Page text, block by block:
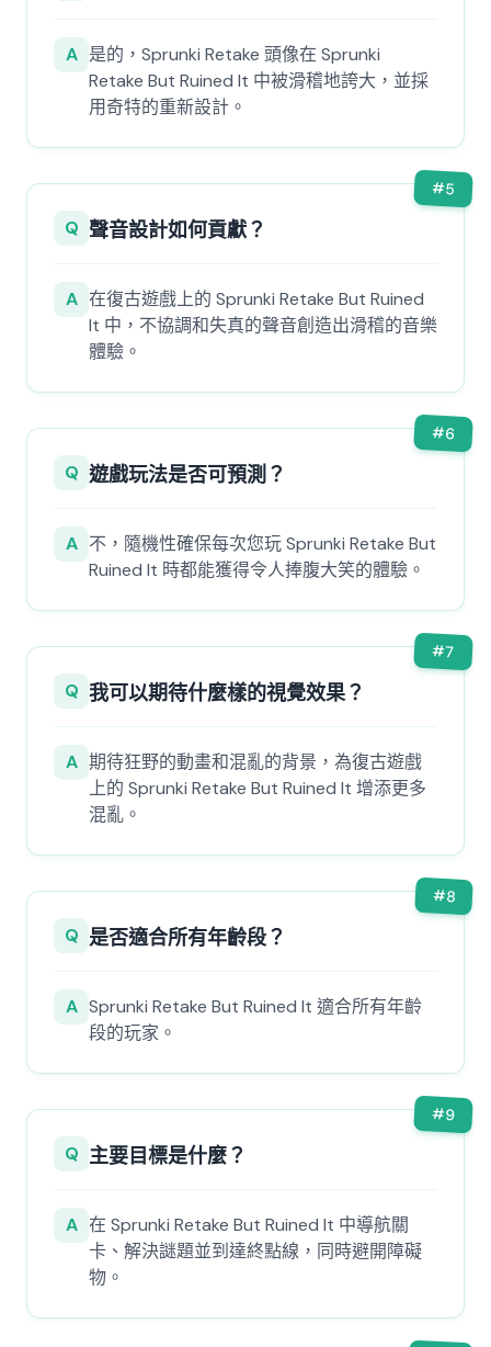
A 是的，Sprunki Retake 頭像在 Sprunki
Retake But Ruined It 中被滑稽地誇大，並採
用奇特的重新設計。
#5
Q 聲音設計如何貢獻？
A 在復古遊戲上的 Sprunki Retake But Ruined
It 中，不協調和失真的聲音創造出滑稽的音樂
體驗。
#6
Q 遊戲玩法是否可預測？
A 不，隨機性確保每次您玩 Sprunki Retake But
Ruined It 時都能獲得令人捧腹大笑的體驗。
#7
Q 我可以期待什麼樣的視覺效果？
A 期待狂野的動畫和混亂的背景，為復古遊戲
上的 Sprunki Retake But Ruined It 增添更多
混亂。
#8
Q 是否適合所有年齡段？
A Sprunki Retake But Ruined It 適合所有年齡
段的玩家。
#9
Q 主要目標是什麼？
A 在 Sprunki Retake But Ruined It 中導航關
卡、解決謎題並到達終點線，同時避開障礙
物。